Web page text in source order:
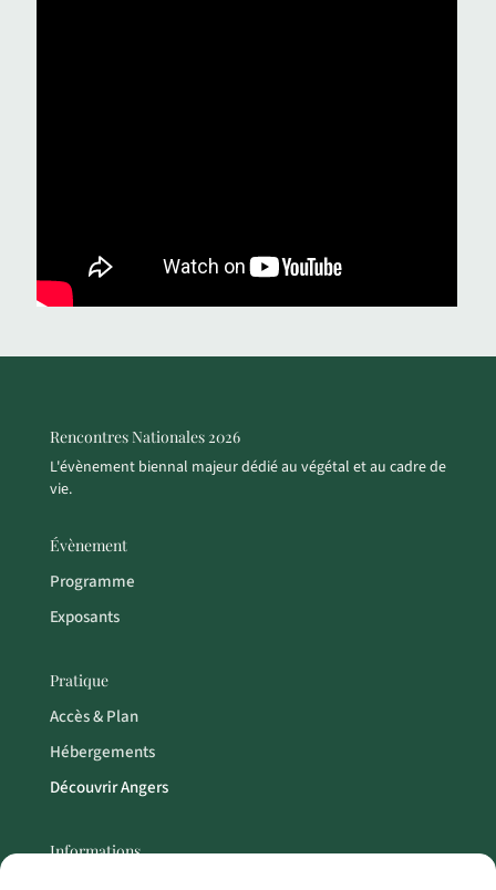
Rencontres Nationales 2026
L'évènement biennal majeur dédié au végétal et au cadre de
vie.
Évènement
Programme
Exposants
Pratique
Accès & Plan
Hébergements
Découvrir Angers
Informations